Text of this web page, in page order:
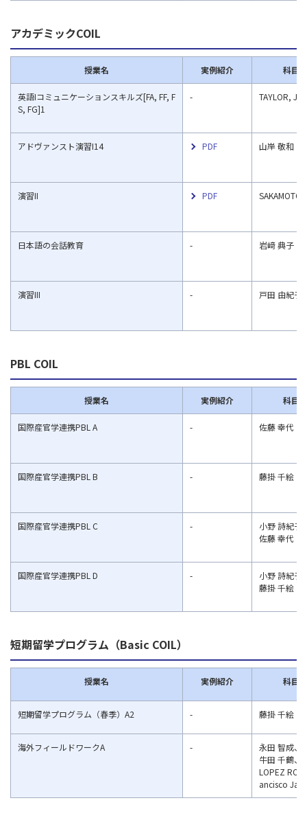
アカデミックCOIL
授業名 実例紹介 科目
英語Iコミュニケーションスキルズ[FA, FF, F
S, FG]1
- TAYLOR,
アドヴァンスト演習I14 PDF 山岸 敬和
演習II PDF SAKAMOTO,
⽇本語の会話教育 - 岩﨑 典子
演習III - 戸田 由紀子
PBL COIL
授業名 実例紹介 科目
国際産官学連携PBL A - 佐藤 幸代
国際産官学連携PBL B - 藤掛 千絵
国際産官学連携PBL C -
小野 詩紀子
佐藤 幸代
国際産官学連携PBL D -
小野 詩紀子
藤掛 千絵
短期留学プログラム（Basic COIL）
授業名 実例紹介 科目
短期留学プログラム（春季）A2 - 藤掛 千絵
海外フィールドワークA -
永田 智成、
牛田 千鶴、
LOPEZ
ancisco